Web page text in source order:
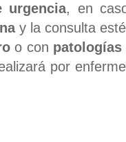
urgencia, en
y la consulta
o con patologías
por